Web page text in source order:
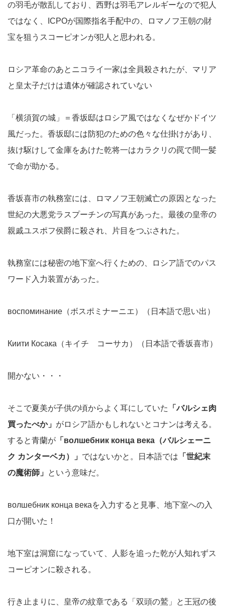
の羽毛が散乱しており、西野は羽毛アレルギーなので犯人
ではなく、ICPOが国際指名手配中の、ロマノフ王朝の財
宝を狙うスコーピオンが犯人と思われる。
ロシア革命のあとニコライ一家は全員殺されたが、マリア
と皇太子だけは遺体が確認されていない
「横須賀の城」＝香坂邸はロシア風ではなくなぜかドイツ
風だった。香坂邸には防犯のための色々な仕掛けがあり、
抜け駆けして金庫をあけた乾将一はカラクリの罠で間一髪
で命が助かる。
香坂喜市の執務室には、ロマノフ王朝滅亡の原因となった
世紀の大悪党ラスプーチンの写真があった。最後の皇帝の
親戚ユスポフ侯爵に殺され、片目をつぶされた。
執務室には秘密の地下室へ行くための、ロシア語でのパス
ワード入力装置があった。
воспоминание（ボスポミナーニエ）（日本語で思い出）
Киити Косака（キイチ コーサカ）（日本語で香坂喜市）
開かない・・・
そこで夏美が子供の頃からよく耳にしていた
「バルシェ肉
買ったべか」 がロシア語かもしれないとコナンは考える。
すると青蘭が 「волшебник конца века（バルシェーニ
ク カンターベカ）」 ではないかと。日本語では 「世紀末
の魔術師」
という意味だ。
волшебник конца векаを入力すると見事、地下室への入
口が開いた！
地下室は洞窟になっていて、人影を追った乾が人知れずス
コーピオンに殺される。
行き止まりに、皇帝の紋章である「双頭の鷲」と王冠の後